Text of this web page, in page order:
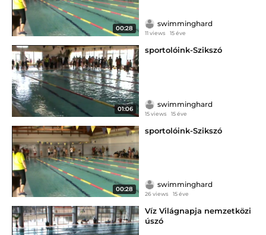
00:28
swimminghard
11 views 15 éve
01:06
sportolóink-Szikszó
swimminghard
15 views 15 éve
00:28
sportolóink-Szikszó
swimminghard
26 views 15 éve
Víz Világnapja nemzetközi
úszó